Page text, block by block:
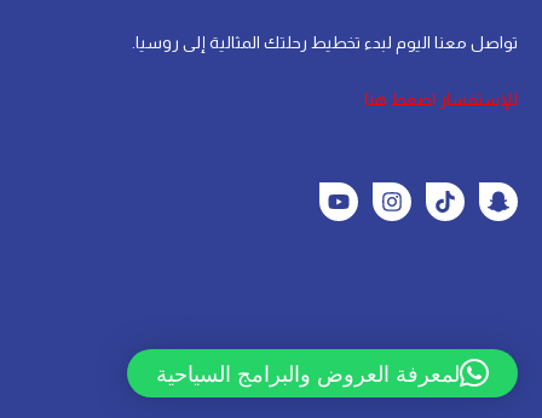
تواصل معنا اليوم لبدء تخطيط رحلتك المثالية إلى روسيا.
للإستفسار اضغط هنا
لمعرفة العروض والبرامج السياحية